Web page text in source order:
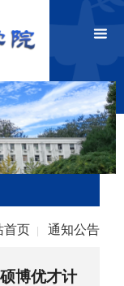
首页 通知公告
博优才计